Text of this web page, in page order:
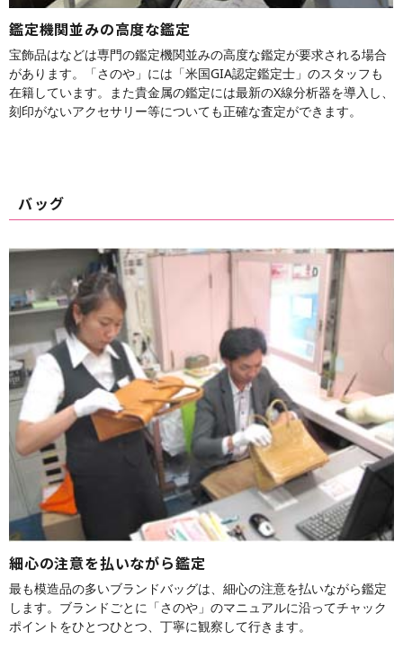
鑑定機関並みの高度な鑑定
宝飾品はなどは専門の鑑定機関並みの高度な鑑定が要求される場合
があります。「さのや」には「米国GIA認定鑑定士」のスタッフも
在籍しています。また貴金属の鑑定には最新のX線分析器を導入し、
刻印がないアクセサリー等についても正確な査定ができます。
バッグ
細心の注意を払いながら鑑定
最も模造品の多いブランドバッグは、細心の注意を払いながら鑑定
します。ブランドごとに「さのや」のマニュアルに沿ってチャック
ポイントをひとつひとつ、丁寧に観察して行きます。